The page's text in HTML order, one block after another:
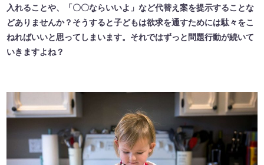
入れることや、「〇〇ならいいよ」など代替え案を提示することな
どありませんか？そうすると子どもは欲求を通すためには駄々をこ
ねればいいと思ってしまいます。それではずっと問題行動が続いて
いきますよね？